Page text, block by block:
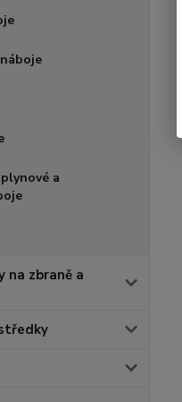
a
na zbraně a